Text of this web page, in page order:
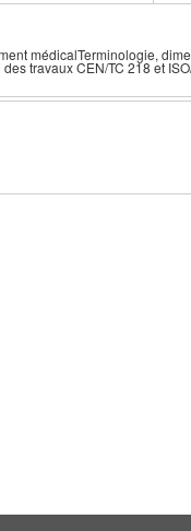
médicalTerminologie,
travaux CEN/TC 218 et